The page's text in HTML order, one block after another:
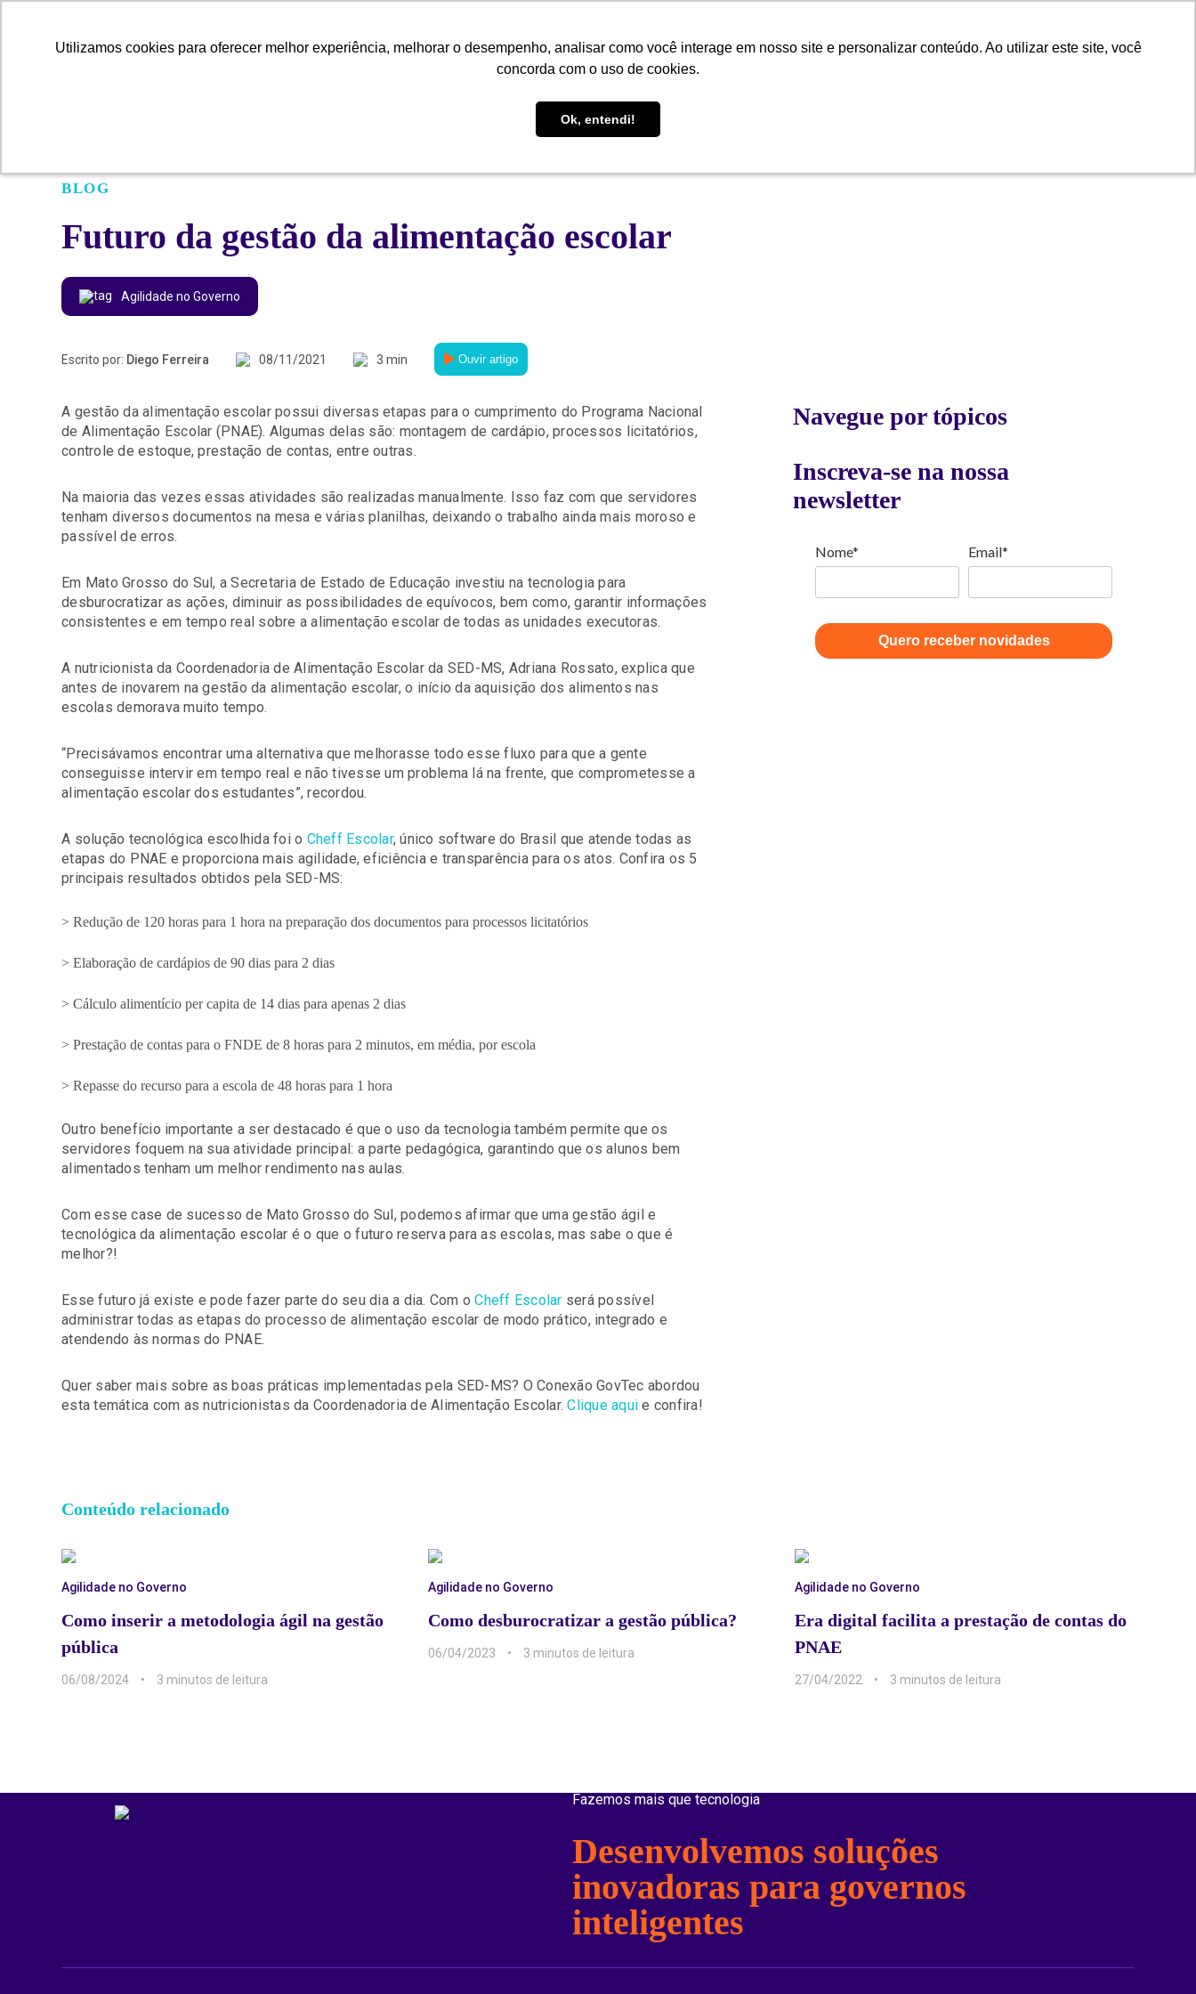
Utilizamos cookies para oferecer melhor experiência, melhorar o desempenho, analisar como você interage em nosso site e personalizar conteúdo. Ao utilizar este site, você
concorda com o uso de cookies.
Ok, entendi!
Utilizamos cookies para oferecer melhor experiência, melhorar o desempenho, analisar como você interage em nosso site e personalizar conteúdo. Ao utilizar este site, você
concorda com o uso de cookies.
Ok, entendi!
Soluções Conteúdo Central de Atendimento
BLOG
Futuro da gestão da alimentação escolar
Agilidade no Governo
Escrito por: Diego Ferreira 08/11/2021 3 min Ouvir artigo
A gestão da alimentação escolar possui diversas etapas para o cumprimento do Programa Nacional
de Alimentação Escolar (PNAE). Algumas delas são: montagem de cardápio, processos licitatórios,
controle de estoque, prestação de contas, entre outras.
Na maioria das vezes essas atividades são realizadas manualmente. Isso faz com que servidores
tenham diversos documentos na mesa e várias planilhas, deixando o trabalho ainda mais moroso e
passível de erros.
Em Mato Grosso do Sul, a Secretaria de Estado de Educação investiu na tecnologia para
desburocratizar as ações, diminuir as possibilidades de equívocos, bem como, garantir informações
consistentes e em tempo real sobre a alimentação escolar de todas as unidades executoras.
A nutricionista da Coordenadoria de Alimentação Escolar da SED-MS, Adriana Rossato, explica que
antes de inovarem na gestão da alimentação escolar, o início da aquisição dos alimentos nas
escolas demorava muito tempo.
“Precisávamos encontrar uma alternativa que melhorasse todo esse fluxo para que a gente
conseguisse intervir em tempo real e não tivesse um problema lá na frente, que comprometesse a
alimentação escolar dos estudantes”, recordou.
A solução tecnológica escolhida foi o Cheff Escolar, único software do Brasil que atende todas as
etapas do PNAE e proporciona mais agilidade, eficiência e transparência para os atos. Confira os 5
principais resultados obtidos pela SED-MS:
> Redução de 120 horas para 1 hora na preparação dos documentos para processos licitatórios
> Elaboração de cardápios de 90 dias para 2 dias
> Cálculo alimentício per capita de 14 dias para apenas 2 dias
> Prestação de contas para o FNDE de 8 horas para 2 minutos, em média, por escola
> Repasse do recurso para a escola de 48 horas para 1 hora
Outro benefício importante a ser destacado é que o uso da tecnologia também permite que os
servidores foquem na sua atividade principal: a parte pedagógica, garantindo que os alunos bem
alimentados tenham um melhor rendimento nas aulas.
Com esse case de sucesso de Mato Grosso do Sul, podemos afirmar que uma gestão ágil e
tecnológica da alimentação escolar é o que o futuro reserva para as escolas, mas sabe o que é
melhor?!
Esse futuro já existe e pode fazer parte do seu dia a dia. Com oCheff Escolar será possível
administrar todas as etapas do processo de alimentação escolar de modo prático, integrado e
atendendo às normas do PNAE.
Quer saber mais sobre as boas práticas implementadas pela SED-MS? O Conexão GovTec abordou
esta temática com as nutricionistas da Coordenadoria de Alimentação Escolar.Clique aqui e confira!
Navegue por tópicos
Inscreva-se na nossa
newsletter
Nome* Email*
Quero receber novidades
Conteúdo relacionado
Agilidade no Governo
Como inserir a metodologia ágil na gestão
pública
06/08/2024 3 min
Agilidade no Governo
Como desburocratizar a gestão pública?
06/04/2023 3 min
Agilidade no Governo
Era digital facilita a prestação de contas do
PNAE
27/04/2022 3 min
Fazemos mais que tecnologia
Desenvolvemos soluções
inovadoras para governos
inteligentes